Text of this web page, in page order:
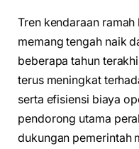
Tren kendaraan
memang tengah naik
beberapa tahun
terus meningkat
serta efisiensi biaya
pendorong utama
dukungan pemerintah